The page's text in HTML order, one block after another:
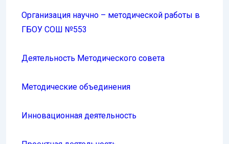
Организация научно – методической работы в
ГБОУ СОШ №553
Деятельность Методического совета
Методические объединения
Инновационная деятельность